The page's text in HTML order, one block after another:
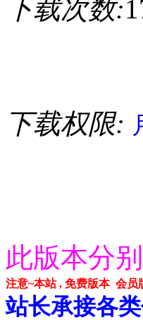
下载次数:
下载权限:
此版本分
注意~本站 , 免费版本 会员
站长承接各